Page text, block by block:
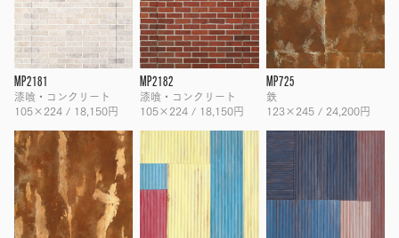
MP2181
漆喰・コンクリート
105×224 / 18,150円
MP2182
漆喰・コンクリート
105×224 / 18,150円
MP725
鉄
123×245 / 24,200円